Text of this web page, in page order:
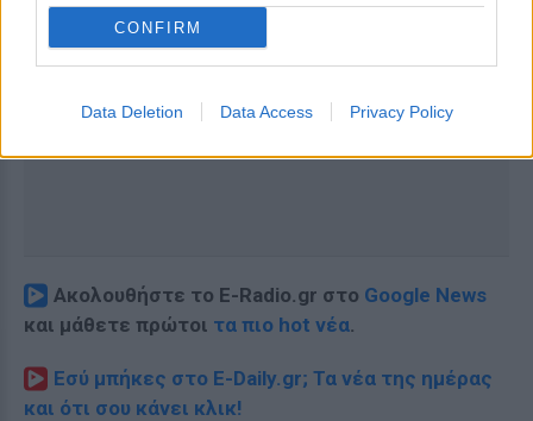
CONFIRM
Data Deletion Data Access Privacy Policy
Ακολουθήστε το E-Radio.gr στο Google News
και μάθετε πρώτοι τα πιο hot νέα.
Εσύ μπήκες στο E-Daily.gr; Τα νέα της ημέρας
και ότι σου κάνει κλικ!